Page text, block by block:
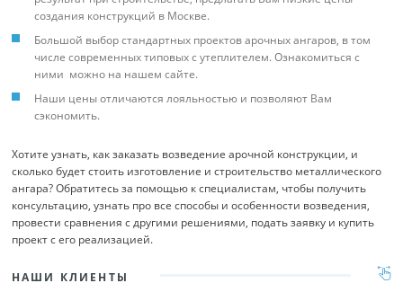
создания конструкций в Москве.
Большой выбор стандартных проектов арочных ангаров, в том
числе современных типовых с утеплителем. Ознакомиться с
ними можно на нашем сайте.
Наши цены отличаются лояльностью и позволяют Вам
сэкономить.
Хотите узнать, как заказать возведение арочной конструкции, и
сколько будет стоить изготовление и строительство металлического
ангара? Обратитесь за помощью к специалистам, чтобы получить
консультацию, узнать про все способы и особенности возведения,
провести сравнения с другими решениями, подать заявку и купить
проект с его реализацией.
НАШИ КЛИЕНТЫ